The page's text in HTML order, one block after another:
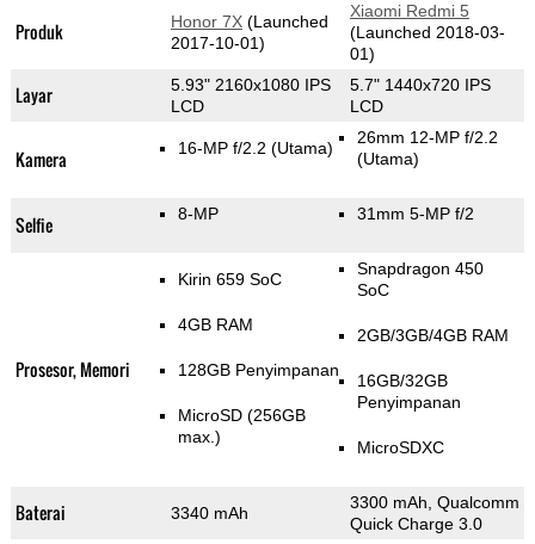
Produk Honor 7X(Launched
2017-10-01)
Xiaomi Redmi 5
(Launched 2018-03-
01)
Layar
5.93" 2160x1080 IPS
LCD
5.7" 1440x720 IPS
LCD
Kamera 16-MP f/2.2 (Utama)
26mm 12-MP f/2.2
(Utama)
Selfie 8-MP 31mm 5-MP f/2
Prosesor, Memori
Kirin 659 SoC
4GB RAM
128GB Penyimpanan
MicroSD (256GB
max.)
Snapdragon 450
SoC
2GB/3GB/4GB RAM
16GB/32GB
Penyimpanan
MicroSDXC
Baterai 3340 mAh
3300 mAh, Qualcomm
Quick Charge 3.0